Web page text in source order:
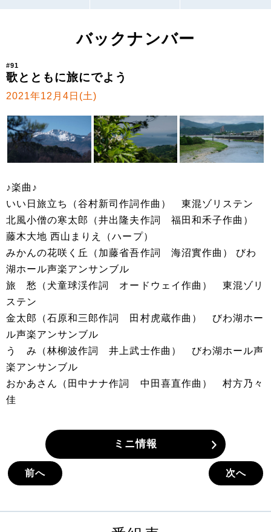
バックナンバー
#91
歌とともに旅にでよう
2021年12月4日(土)
♪楽曲♪
いい日旅立ち（谷村新司作詞作曲） 東混ゾリステン
北風小僧の寒太郎（井出隆夫作詞 福田和禾子作曲）
藤木大地 西山まりえ（ハープ）
みかんの花咲く丘（加藤省吾作詞 海沼實作曲） びわ
湖ホール声楽アンサンブル
旅 愁（犬童球渓作詞 オードウェイ作曲） 東混ゾリ
ステン
金太郎（石原和三郎作詞 田村虎蔵作曲） びわ湖ホー
ル声楽アンサンブル
う み（林柳波作詞 井上武士作曲） びわ湖ホール声
楽アンサンブル
おかあさん（田中ナナ作詞 中田喜直作曲） 村方乃々
佳
ミニ情報
前へ 次へ